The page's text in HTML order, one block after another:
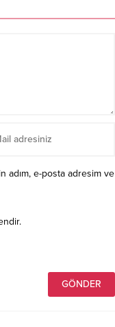
adım, e-posta adresim ve